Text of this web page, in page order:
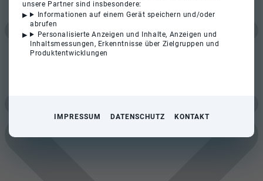
unsere Partner sind insbesondere:
Informationen auf einem Gerät speichern und/oder
abrufen
Personalisierte Anzeigen und Inhalte, Anzeigen und
Inhaltsmessungen, Erkenntnisse über Zielgruppen und
Produktentwicklungen
IMPRESSUM DATENSCHUTZ KONTAKT